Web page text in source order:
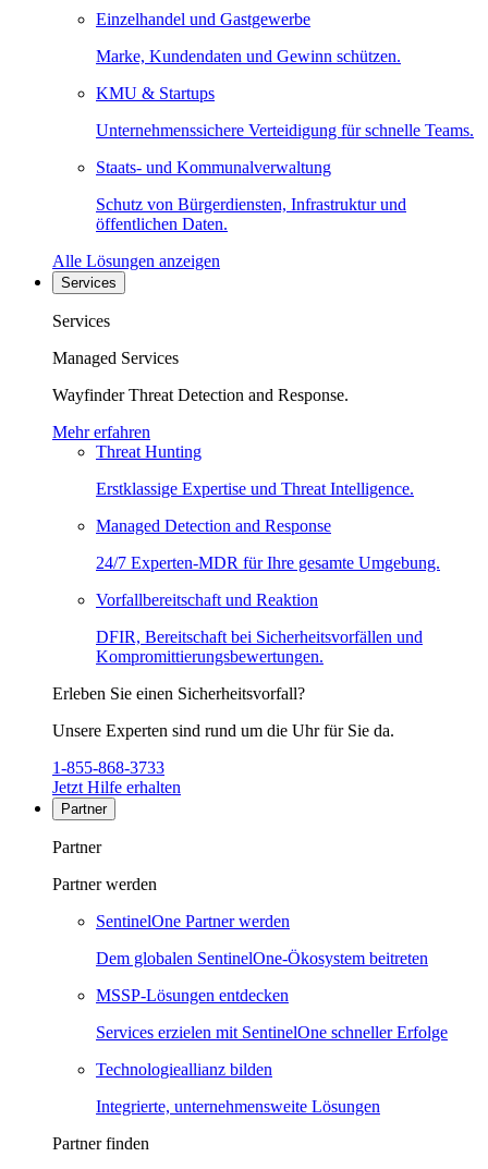
Einzelhandel und Gastgewerbe
Marke, Kundendaten und Gewinn schützen.
KMU & Startups
Unternehmenssichere Verteidigung für schnelle Teams.
Staats- und Kommunalverwaltung
Schutz von Bürgerdiensten, Infrastruktur und
öffentlichen Daten.
Alle Lösungen anzeigen
Services
Services
Managed Services
Wayfinder Threat Detection and Response.
Mehr erfahren
Threat Hunting
Erstklassige Expertise und Threat Intelligence.
Managed Detection and Response
24/7 Experten-MDR für Ihre gesamte Umgebung.
Vorfallbereitschaft und Reaktion
DFIR, Bereitschaft bei Sicherheitsvorfällen und
Kompromittierungsbewertungen.
Erleben Sie einen Sicherheitsvorfall?
Unsere Experten sind rund um die Uhr für Sie da.
1-855-868-3733
Jetzt Hilfe erhalten
Partner
Partner
Partner werden
SentinelOne Partner werden
Dem globalen SentinelOne-Ökosystem beitreten
MSSP-Lösungen entdecken
Services erzielen mit SentinelOne schneller Erfolge
Technologieallianz bilden
Integrierte, unternehmensweite Lösungen
Partner finden